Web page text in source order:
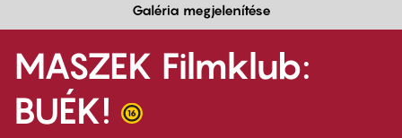
Galéria megjelenítése
MASZEK Filmklub:
BUÉK!